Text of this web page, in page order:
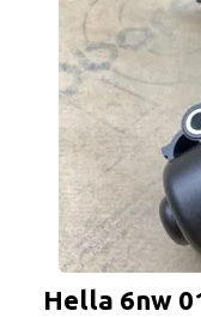
Hella 6nw